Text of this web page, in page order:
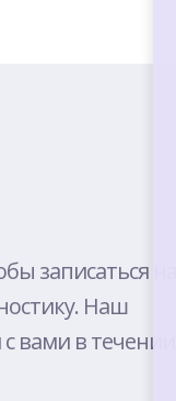
записаться на
Наш
вами в течении